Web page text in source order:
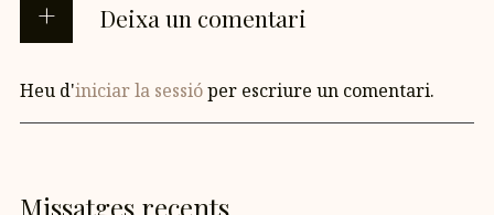
Deixa un comentari
Heu d'iniciar la sessióper escriure un comentari.
Missatges recents